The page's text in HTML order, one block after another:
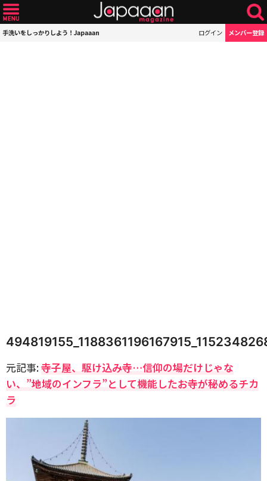
手洗いをしっかりしよう！Japaaan ログイン メンバー登録
元記事:寺子屋、駆け込み寺…信仰の場だけじゃな
い、”地域のインフラ”として機能したお寺が秘めるチカ
ラ